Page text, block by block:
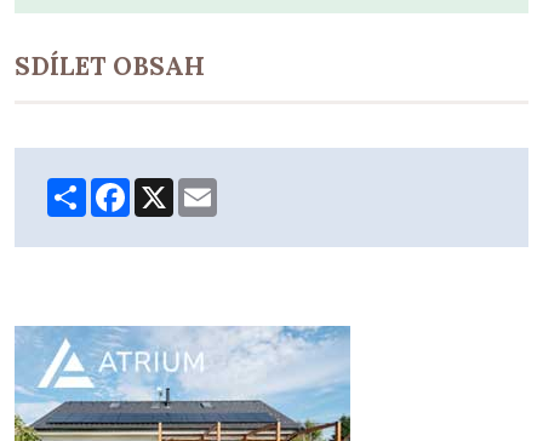
SDÍLET OBSAH
ShareFacebook
X